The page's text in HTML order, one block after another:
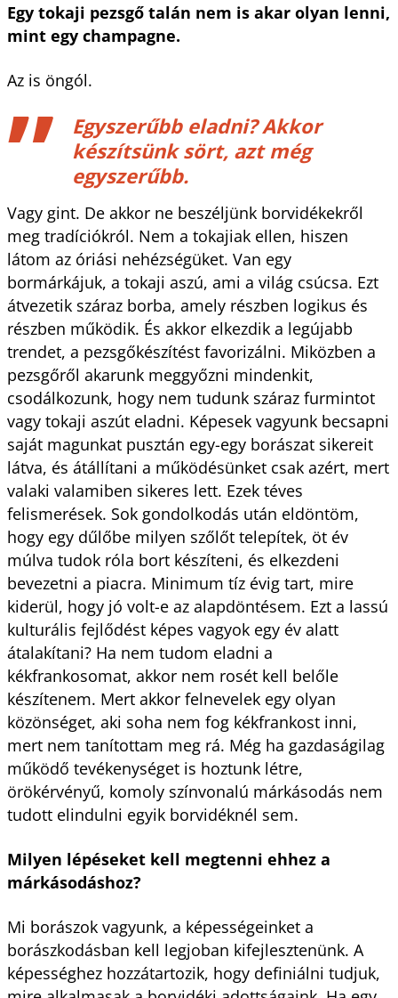
Egy tokaji pezsgő talán nem is akar olyan lenni,
mint egy champagne.
Az is öngól.
Egyszerűbb eladni? Akkor
készítsünk sört, azt még
egyszerűbb.
Vagy gint. De akkor ne beszéljünk borvidékekről
meg tradíciókról. Nem a tokajiak ellen, hiszen
látom az óriási nehézségüket. Van egy
bormárkájuk, a tokaji aszú, ami a világ csúcsa. Ezt
átvezetik száraz borba, amely részben logikus és
részben működik. És akkor elkezdik a legújabb
trendet, a pezsgőkészítést favorizálni. Miközben a
pezsgőről akarunk meggyőzni mindenkit,
csodálkozunk, hogy nem tudunk száraz furmintot
vagy tokaji aszút eladni. Képesek vagyunk becsapni
saját magunkat pusztán egy-egy borászat sikereit
látva, és átállítani a működésünket csak azért, mert
valaki valamiben sikeres lett. Ezek téves
felismerések. Sok gondolkodás után eldöntöm,
hogy egy dűlőbe milyen szőlőt telepítek, öt év
múlva tudok róla bort készíteni, és elkezdeni
bevezetni a piacra. Minimum tíz évig tart, mire
kiderül, hogy jó volt-e az alapdöntésem. Ezt a lassú
kulturális fejlődést képes vagyok egy év alatt
átalakítani? Ha nem tudom eladni a
kékfrankosomat, akkor nem rosét kell belőle
készítenem. Mert akkor felnevelek egy olyan
közönséget, aki soha nem fog kékfrankost inni,
mert nem tanítottam meg rá. Még ha gazdaságilag
működő tevékenységet is hoztunk létre,
örökérvényű, komoly színvonalú márkásodás nem
tudott elindulni egyik borvidéknél sem.
Milyen lépéseket kell megtenni ehhez a
márkásodáshoz?
Mi borászok vagyunk, a képességeinket a
borászkodásban kell legjoban kifejlesztenünk. A
képességhez hozzátartozik, hogy definiálni tudjuk,